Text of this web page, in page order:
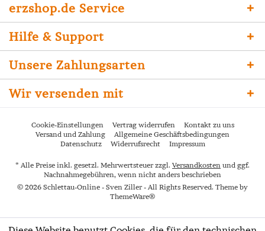
erzshop.de Service
Hilfe & Support
Unsere Zahlungsarten
Wir versenden mit
Cookie-Einstellungen Vertrag widerrufen
Kontakt zu uns
Versand und Zahlung
Allgemeine Geschäftsbedingungen
Datenschutz
Widerrufsrecht Impressum
* Alle Preise inkl. gesetzl. Mehrwertsteuer zzgl. Versandkosten und ggf.
Nachnahmegebühren, wenn nicht anders beschrieben
© 2026 Schlettau-Online - Sven Ziller - All Rights Reserved. Theme by
ThemeWare®